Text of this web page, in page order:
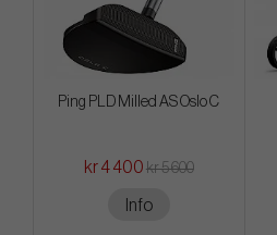
Ping PLD Milled AS Oslo C
kr 4 400 kr 5 600
Info